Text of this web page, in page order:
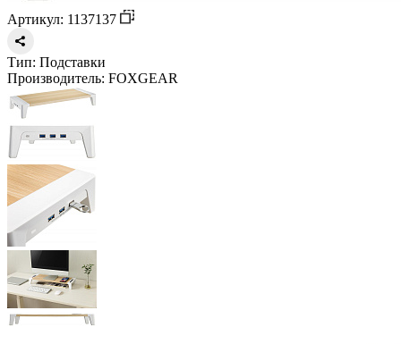
Артикул: 1137137
Тип: Подставки
Производитель: FOXGEAR